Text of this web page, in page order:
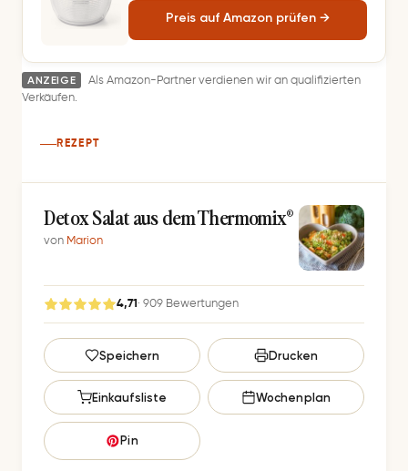
Waschen und Trocknen von Salat
Preis auf Amazon prüfen →
ANZEIGE
Als Amazon-Partner verdienen wir an qualifizierten
Verkäufen.
REZEPT
Detox Salat aus dem Thermomix®
von Marion
4,71 · 909 Bewertungen
G
e
s
e
Speichern Drucken
Einkaufsliste Wochenplan
Pin